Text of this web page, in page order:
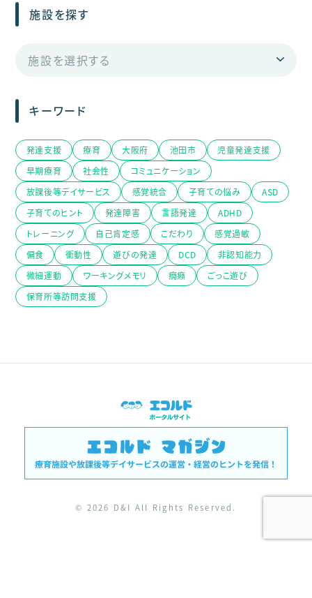
施設を探す
キーワード
発達支援 療育 大阪府 池田市
児童発達支援
早期療育
社会性
コミュニケーション
放課後等デイサービス
感覚統合 子育ての悩み
ASD
子育てのヒント
発達障害 言語発達
ADHD
トレーニング
自己肯定感 こだわり
感覚過敏
偏食
衝動性 遊びの発達 DCD
非認知能力
微細運動
ワーキングメモリ 癇癪
ごっこ遊び
保育所等訪問支援
© 2026 D&I All Rights Reserved.